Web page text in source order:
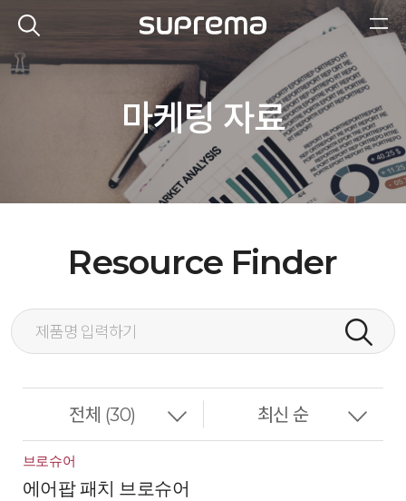
마케팅 자료
Resource Finder
브로슈어
에어팝 패치 브로슈어